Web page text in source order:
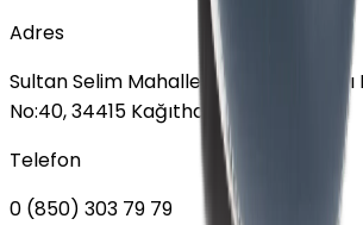
Adres
Sultan Selim Mahallesi, Lalegül Sokağı
No:40, 34415 Kağıthane/İstanbul
Telefon
0 (850) 303 79 79